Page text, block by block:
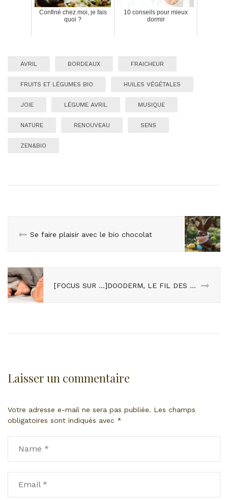
Confiné chez moi, je fais
quoi ?
10 conseils pour mieux
dormir
AVRIL BORDEAUX FRAICHEUR
FRUITS ET LÉGUMES BIO HUILES VÉGÉTALES
JOIE LÉGUME AVRIL MUSIQUE
NATURE RENOUVEAU SENS
ZEN&BIO
Se faire plaisir avec le bio chocolat
[FOCUS SUR …]DOODERM, LE FIL DES PEAUX SENSIBLES
Laisser un commentaire
Votre adresse e-mail ne sera pas publiée. Les champs
obligatoires sont indiqués avec *